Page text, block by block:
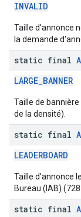
INVALID
Taille d'annonce
la demande
static final
LARGE_BANNER
Taille de
de la densité).
static final
LEADERBOARD
Taille d'annonce
Bureau (IAB)
static final